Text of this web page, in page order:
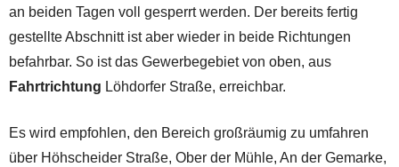
an beiden Tagen voll gesperrt werden. Der bereits fertig
gestellte Abschnitt ist aber wieder in beide Richtungen
befahrbar. So ist das Gewerbegebiet von oben, aus
Fahrtrichtung Löhdorfer Straße, erreichbar.
Es wird empfohlen, den Bereich großräumig zu umfahren
über Höhscheider Straße, Ober der Mühle, An der Gemarke,